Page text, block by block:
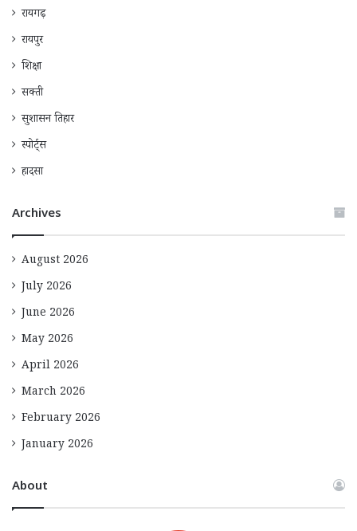
रायगढ़
रायपुर
शिक्षा
सक्ती
सुशासन तिहार
स्पोर्ट्स
हादसा
Archives
August 2026
July 2026
June 2026
May 2026
April 2026
March 2026
February 2026
January 2026
About